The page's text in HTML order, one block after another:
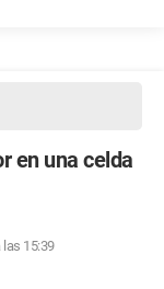
en una celda
las 15:39